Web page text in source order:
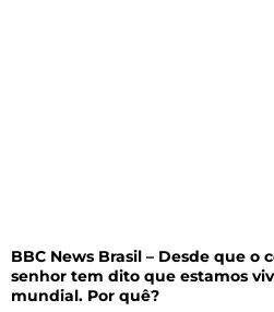
BBC News Brasil – Desde que o
senhor tem dito que estamos
mundial. Por quê?